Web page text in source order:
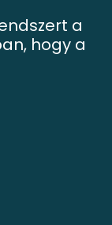
a
hogy a